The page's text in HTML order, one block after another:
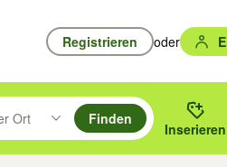
Registrieren oder
unten durchsuchen und mit
drücken um zu suchen, oder
Ort
Umkreis des gewählten Orts oder PLZ.
Finden
Inserieren